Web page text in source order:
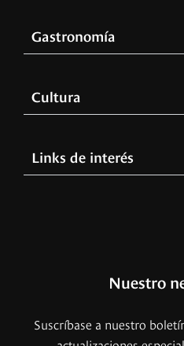
Gastronomía
Cultura
Links de interés
Nuestro
Suscríbase a nuestro